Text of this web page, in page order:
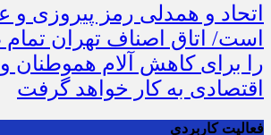
اتحاد و همدلی رمز پیروزی و
است/ اتاق اصناف تهران
را برای کاهش آلام هموطنان
اقتصادی به کار خواهد گرفت
فعالیت کاربردی